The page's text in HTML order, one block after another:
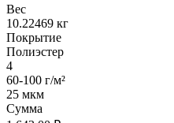
Вес
10.22469 кг
Покрытие
Полиэстер
4
60-100 г/м²
25 мкм
Сумма